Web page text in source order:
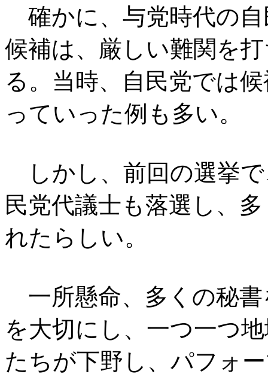
確かに、与党時代の自
候補は、厳しい難関を
る。当時、自民党では
っていった例も多い。
しかし、前回の選挙
民党代議士も落選し、
れたらしい。
一所懸命、多くの秘
を大切にし、一つ一つ
たちが下野し、パフォ